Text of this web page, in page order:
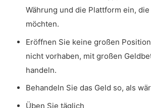
Währung und die Plattform ein,
möchten.
Eröffnen Sie keine großen
nicht vorhaben, mit großen
handeln.
Behandeln Sie das Geld so, als
Üben Sie täglich